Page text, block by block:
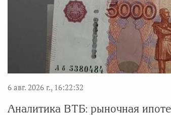
6 авг. 2026 г., 16:22:32
Аналитика ВТБ: рыночная